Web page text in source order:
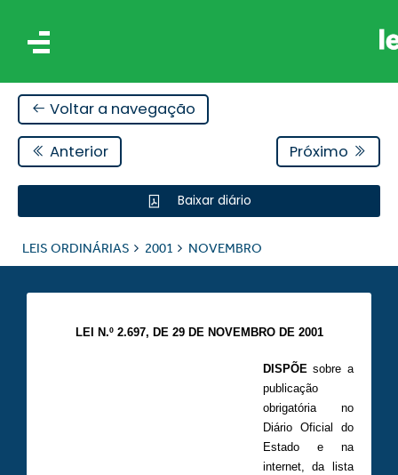
Voltar a navegação
Anterior Próximo
Baixar diário
LEIS ORDINÁRIAS 2001 NOVEMBRO
LEI N.º 2.697, DE 29 DE NOVEMBRO DE 2001
DISPÕEsobre a
publicação
obrigatória no
Diário Oficial do
Estado e na
internet, da lista